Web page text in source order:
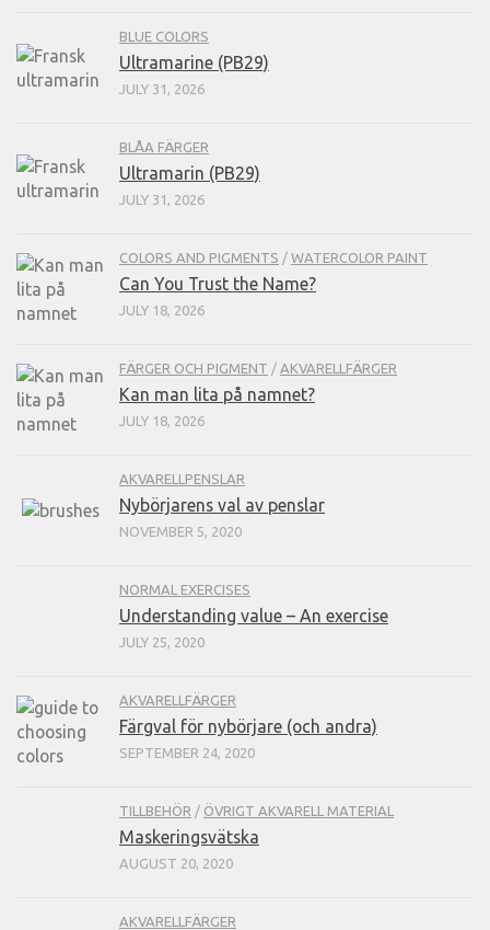
BLUE COLORS
Ultramarine (PB29)
JULY 31, 2026
BLÅA FÄRGER
Ultramarin (PB29)
JULY 31, 2026
COLORS AND PIGMENTS / WATERCOLOR PAINT
Can You Trust the Name?
JULY 18, 2026
FÄRGER OCH PIGMENT / AKVARELLFÄRGER
Kan man lita på namnet?
JULY 18, 2026
AKVARELLPENSLAR
Nybörjarens val av penslar
NOVEMBER 5, 2020
NORMAL EXERCISES
Understanding value – An exercise
JULY 25, 2020
AKVARELLFÄRGER
Färgval för nybörjare (och andra)
SEPTEMBER 24, 2020
TILLBEHÖR / ÖVRIGT AKVARELL MATERIAL
Maskeringsvätska
AUGUST 20, 2020
AKVARELLFÄRGER